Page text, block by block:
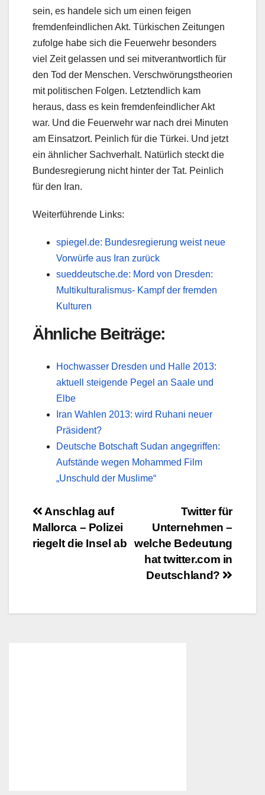
sein, es handele sich um einen feigen
fremdenfeindlichen Akt. Türkischen Zeitungen
zufolge habe sich die Feuerwehr besonders
viel Zeit gelassen und sei mitverantwortlich für
den Tod der Menschen. Verschwörungstheorien
mit politischen Folgen. Letztendlich kam
heraus, dass es kein fremdenfeindlicher Akt
war. Und die Feuerwehr war nach drei Minuten
am Einsatzort. Peinlich für die Türkei. Und jetzt
ein ähnlicher Sachverhalt. Natürlich steckt die
Bundesregierung nicht hinter der Tat. Peinlich
für den Iran.
Weiterführende Links:
spiegel.de: Bundesregierung weist neue
Vorwürfe aus Iran zurück
sueddeutsche.de: Mord von Dresden:
Multikulturalismus- Kampf der fremden
Kulturen
Ähnliche Beiträge:
Hochwasser Dresden und Halle 2013:
aktuell steigende Pegel an Saale und
Elbe
Iran Wahlen 2013: wird Ruhani neuer
Präsident?
Deutsche Botschaft Sudan angegriffen:
Aufstände wegen Mohammed Film
„Unschuld der Muslime“
BeitragsnavigationTwitter für
Unternehmen –
welche Bedeutung
hat twitter.com in
Deutschland?
Anschlag auf
Mallorca – Polizei
riegelt die Insel ab